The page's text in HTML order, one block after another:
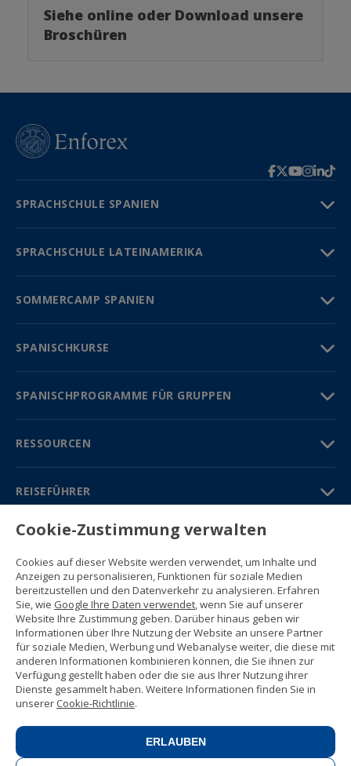
Siehe online oder Download unsere
Broschüren
SPRACHSCHULE SPANIEN
SPRACHSCHULE LATEINAMERIKA
SOMMERCAMP SPANIEN
SPANISCHKURSE
SPANISCHPROGRAMME FÜR GRUPPEN
RESSOURCEN
REISEFÜHRER
PARTNER
Kontakt
Gratisbroschüre
(+34) 91 594 37 76
Gustavo Fernández Balbuena, 11
28002 Madrid, Spain
Sitemap
Nutzungsbedingungen
Datenschutzerklärung
Enforex Cookie-Richtlinie
(CIF B-79946729) Alle Rechte
vorbehalten.
Rechtliche Mitteilung.
Cookie-Zustimmung verwalten
Cookies auf dieser Website werden verwendet, um Inhalte und
Anzeigen zu personalisieren, Funktionen für soziale Medien
bereitzustellen und den Datenverkehr zu analysieren. Erfahren
Sie, wie Google Ihre Daten verwendet, wenn Sie auf unserer
Website Ihre Zustimmung geben. Darüber hinaus geben wir
Informationen über Ihre Nutzung der Website an unsere Partner
für soziale Medien, Werbung und Webanalyse weiter, die diese mit
anderen Informationen kombinieren können, die Sie ihnen zur
Verfügung gestellt haben oder die sie aus Ihrer Nutzung ihrer
Dienste gesammelt haben. Weitere Informationen finden Sie in
unserer Cookie-Richtlinie.
ERLAUBEN